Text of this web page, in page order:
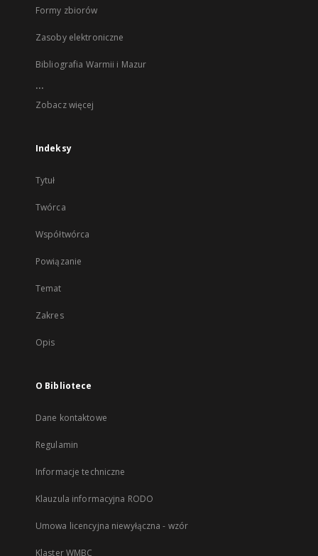
Formy zbiorów
Zasoby elektroniczne
Bibliografia Warmii i Mazur
...
Zobacz więcej
Indeksy
Tytuł
Twórca
Współtwórca
Powiązanie
Temat
Zakres
Opis
O Bibliotece
Dane kontaktowe
Regulamin
Informacje techniczne
Klauzula informacyjna RODO
Umowa licencyjna niewyłączna - wzór
Klaster WMBC